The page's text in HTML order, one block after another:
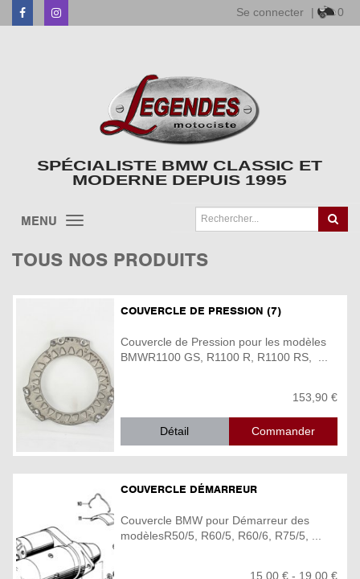
FacebookInstagram Se connecter | 0
SPÉCIALISTE BMW CLASSIC ET
MODERNE DEPUIS 1995
MENU
TOUS NOS PRODUITS
COUVERCLE DE PRESSION (7)
Couvercle de Pression pour les modèles
BMWR1100 GS, R1100 R, R1100 RS, ...
153,90 €
Détail
COUVERCLE DÉMARREUR
Couvercle BMW pour Démarreur des
modèlesR50/5, R60/5, R60/6, R75/5, ...
15,00 € - 19,00 €